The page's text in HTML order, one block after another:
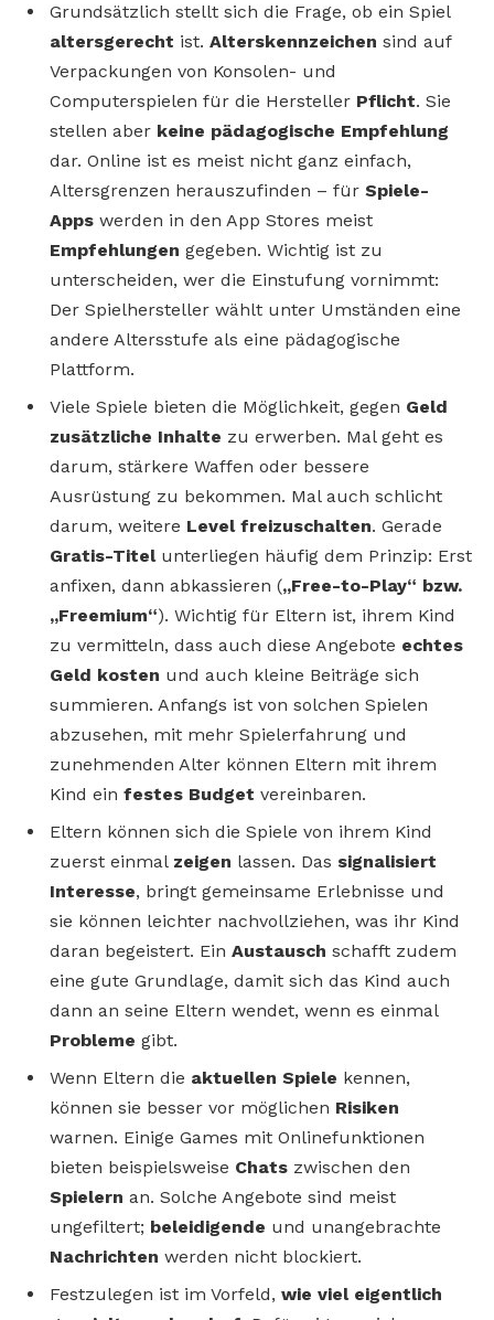
Grundsätzlich stellt sich die Frage, ob ein Spiel
altersgerecht ist. Alterskennzeichen sind auf
Verpackungen von Konsolen- und
Computerspielen für die Hersteller Pflicht. Sie
stellen aber keine pädagogische Empfehlung
dar. Online ist es meist nicht ganz einfach,
Altersgrenzen herauszufinden – für Spiele-
Apps werden in den App Stores meist
Empfehlungen gegeben. Wichtig ist zu
unterscheiden, wer die Einstufung vornimmt:
Der Spielhersteller wählt unter Umständen eine
andere Altersstufe als eine pädagogische
Plattform.
Viele Spiele bieten die Möglichkeit, gegen Geld
zusätzliche Inhalte zu erwerben. Mal geht es
darum, stärkere Waffen oder bessere
Ausrüstung zu bekommen. Mal auch schlicht
darum, weitere Level freizuschalten. Gerade
Gratis-Titelunterliegen häufig dem Prinzip: Erst
anfixen, dann abkassieren („Free-to-Play“ bzw.
„Freemium“). Wichtig für Eltern ist, ihrem Kind
zu vermitteln, dass auch diese Angebote echtes
Geld kosten und auch kleine Beiträge sich
summieren. Anfangs ist von solchen Spielen
abzusehen, mit mehr Spielerfahrung und
zunehmenden Alter können Eltern mit ihrem
Kind ein festes Budget vereinbaren.
Eltern können sich die Spiele von ihrem Kind
zuerst einmal zeigen lassen. Das signalisiert
Interesse, bringt gemeinsame Erlebnisse und
sie können leichter nachvollziehen, was ihr Kind
daran begeistert. Ein Austausch schafft zudem
eine gute Grundlage, damit sich das Kind auch
dann an seine Eltern wendet, wenn es einmal
Probleme gibt.
Wenn Eltern die aktuellen Spiele kennen,
können sie besser vor möglichen Risiken
warnen. Einige Games mit Onlinefunktionen
bieten beispielsweise Chats zwischen den
Spielern an. Solche Angebote sind meist
ungefiltert; beleidigende und unangebrachte
Nachrichten werden nicht blockiert.
Festzulegen ist im Vorfeld, wie viel eigentlich